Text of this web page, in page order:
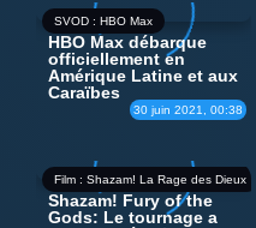
SVOD : HBO Max
30 juin 2021, 00:38
HBO Max débarque
officiellement en
Amérique Latine et aux
Caraïbes
Film : Shazam! La Rage des Dieux
Shazam! Fury of the
Gods: Le tournage a